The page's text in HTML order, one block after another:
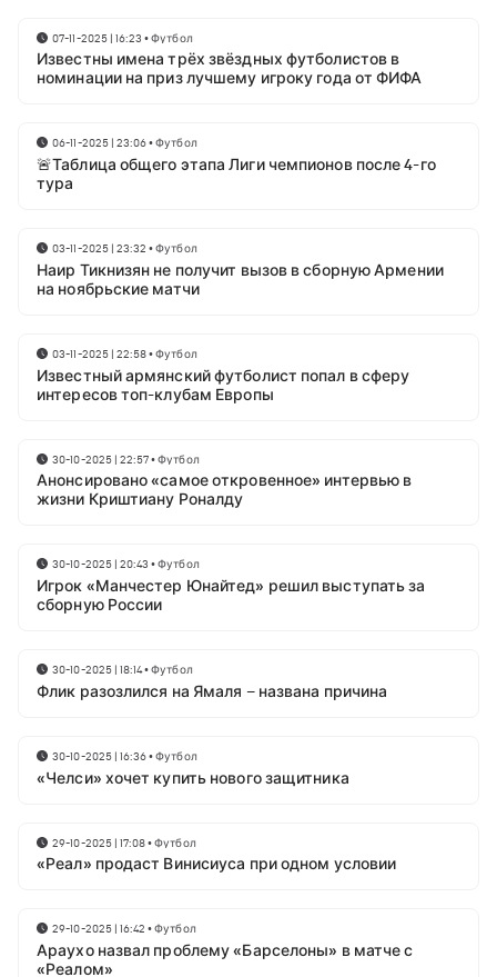
07-11-2025 | 16:23 •Футбол
Известны имена трёх звёздных футболистов в
номинации на приз лучшему игроку года от ФИФА
06-11-2025 | 23:06•Футбол
🚨Таблица общего этапа Лиги чемпионов после 4-го
тура
03-11-2025 | 23:32 •Футбол
Наир Тикнизян не получит вызов в сборную Армении
на ноябрьские матчи
03-11-2025 | 22:58•Футбол
Известный армянский футболист попал в сферу
интересов топ-клубам Европы
30-10-2025 | 22:57•Футбол
Анонсировано «самое откровенное» интервью в
жизни Криштиану Роналду
30-10-2025 | 20:43 •Футбол
Игрок «Манчестер Юнайтед» решил выступать за
сборную России
30-10-2025 | 18:14•Футбол
Флик разозлился на Ямаля – названа причина
30-10-2025 | 16:36•Футбол
«Челси» хочет купить нового защитника
29-10-2025 | 17:08•Футбол
«Реал» продаст Винисиуса при одном условии
29-10-2025 | 16:42 •Футбол
Араухо назвал проблему «Барселоны» в матче с
«Реалом»